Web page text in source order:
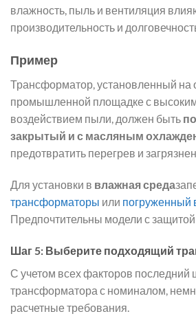
влажность, пыль и вентиляция
производительность и
Пример
Трансформатор, установленный на
промышленной площадке с
воздействием пыли, должен быть
закрытый и с масляным
предотвратить перегрев и
Для установки в влажная среда
трансформаторы или погруженный
Предпочтительны модели с защитой
Шаг 5: Выберите подходящий
С учетом всех факторов последний
трансформатора с номиналом,
расчетные требования.